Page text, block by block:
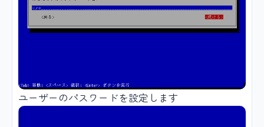
ユーザーのパスワードを設定します